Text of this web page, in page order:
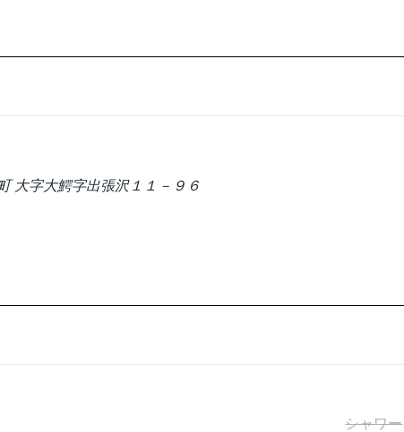
大字大鰐字出張沢１１－９６
シャワー